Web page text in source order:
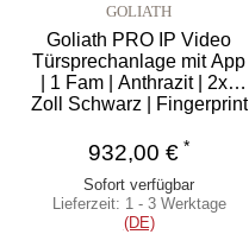
GOLIATH
Goliath PRO IP Video
Türsprechanlage mit App
| 1 Fam | Anthrazit | 2x7
Zoll Schwarz | Fingerprint
932,00 € *
Sofort verfügbar
Lieferzeit: 1 - 3 Werktage
(DE)